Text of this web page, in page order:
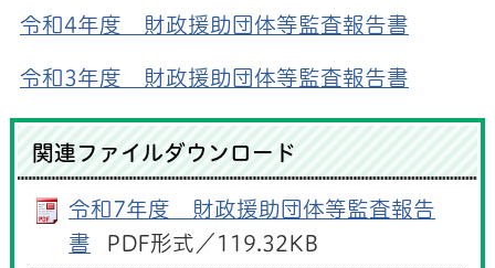
令和4年度 財政援助団体等監査報告書
令和3年度 財政援助団体等監査報告書
関連ファイルダウンロード
令和7年度 財政援助団体等監査報告
書
PDF形式／119.32KB